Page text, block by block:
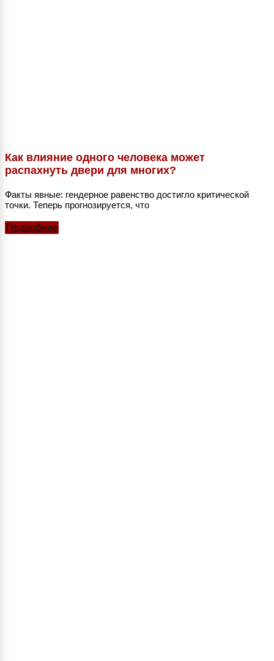
Как влияние одного человека может
распахнуть двери для многих?
Факты явные: гендерное равенство достигло критической
точки. Теперь прогнозируется, что
Подробнее